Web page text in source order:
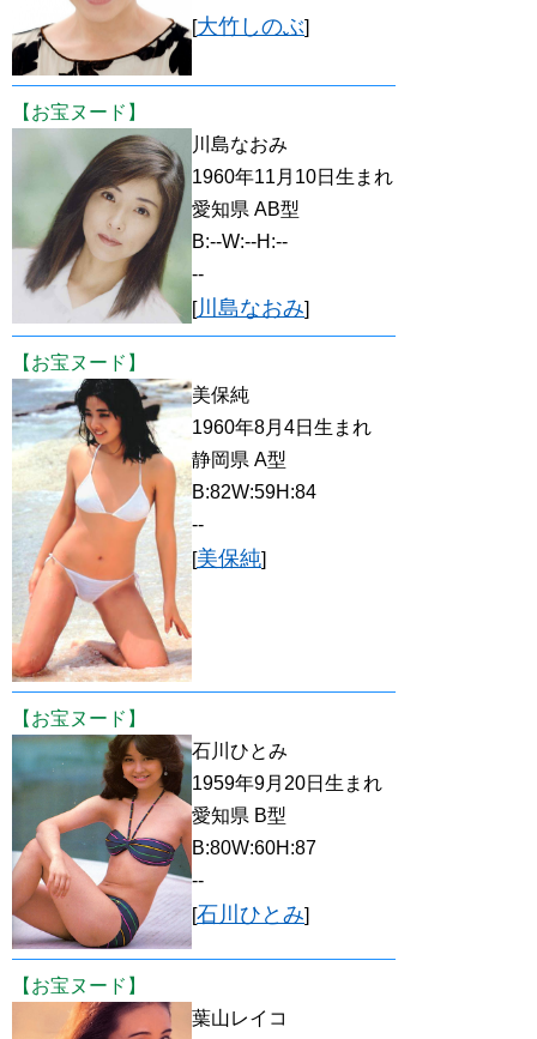
[大竹しのぶ]
【お宝ヌード】
川島なおみ
1960年11月10日生まれ
愛知県 AB型
B:--W:--H:--
--
[川島なおみ]
【お宝ヌード】
美保純
1960年8月4日生まれ
静岡県 A型
B:82W:59H:84
--
[美保純]
【お宝ヌード】
石川ひとみ
1959年9月20日生まれ
愛知県 B型
B:80W:60H:87
--
[石川ひとみ]
【お宝ヌード】
葉山レイコ